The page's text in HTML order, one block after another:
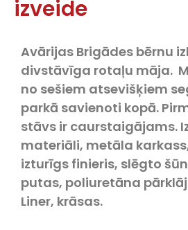
izveide
Avārijas Brigādes bērnu
divstāvīga rotaļu māja.
no sešiem atsevišķiem
parkā savienoti kopā.
stāvs ir caurstaigājams.
materiāli, metāla
izturīgs finieris, slēgto
putas, poliuretāna
Liner, krāsas.